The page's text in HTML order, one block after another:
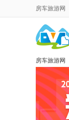
房车旅游网
房车旅游网